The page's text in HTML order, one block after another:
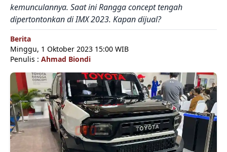
kemunculannya. Saat ini Rangga concept tengah
dipertontonkan di IMX 2023. Kapan dijual?
Berita
Minggu, 1 Oktober 2023 15:00 WIB
Penulis : Ahmad Biondi